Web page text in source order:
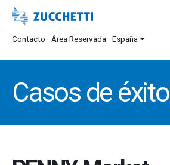
Contacto Área Reservada España
Casos de éxito